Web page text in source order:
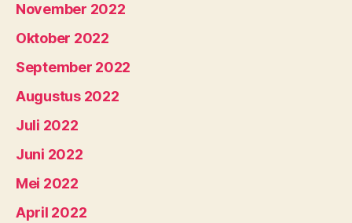
November 2022
Oktober 2022
September 2022
Augustus 2022
Juli 2022
Juni 2022
Mei 2022
April 2022